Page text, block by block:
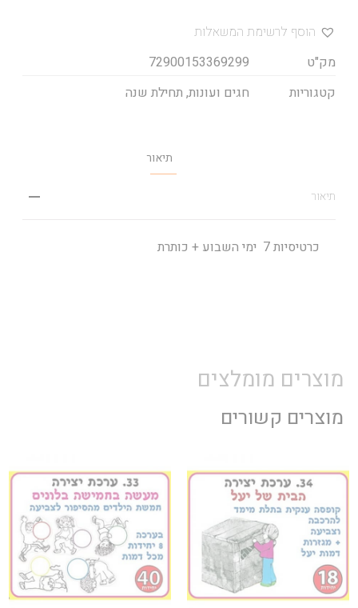
הוסף לרשימת המשאלות
מק"ט
72900153369299
קטגוריות
חגים ועונות, תחילת שנה
תיאור
תיאור
כרטיסיות 7 ימי השבוע + כותרת
מוצרים מומלצים
מוצרים קשורים